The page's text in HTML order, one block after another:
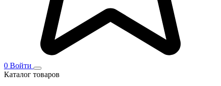
0 Войти
Каталог товаров